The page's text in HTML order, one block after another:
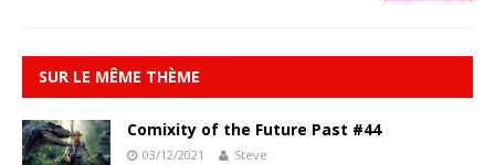
SUR LE MÊME THÈME
Comixity of the Future Past #44
03/12/2021 Steve